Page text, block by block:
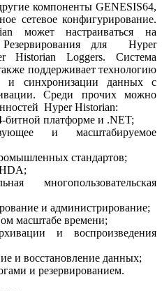
компоненты GENESIS64,
сетевое конфигурирование.
может настраиваться на
Резервирования для Hyper
Historian Loggers. Система
поддерживает технологию
и синхронизации данных с
Среди прочих можно
Hyper Historian:
битной платформе и .NET;
и масштабируемое
стандартов;
многопользовательская
и администрирование;
масштабе времени;
и воспроизведения
и восстановление данных;
и резервированием.